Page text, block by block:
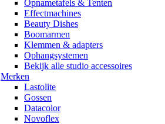
Opnametafels & Tenten
Effectmachines
Beauty Dishes
Boomarmen
Klemmen & adapters
Ophangsystemen
Bekijk alle studio accessoires
Merken
Lastolite
Gossen
Datacolor
Novoflex